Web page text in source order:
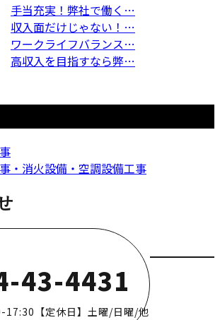
手当充実！弊社で働く…
収入面だけじゃない！…
ワークライフバランス…
高収入を目指すなら弊…
・消火設備・空調設備工事
43-4431
17:30【定休日】土曜/日曜/他